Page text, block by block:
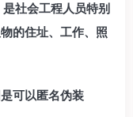
社会工程人员特别
的住址、工作、照
可以匿名伪装